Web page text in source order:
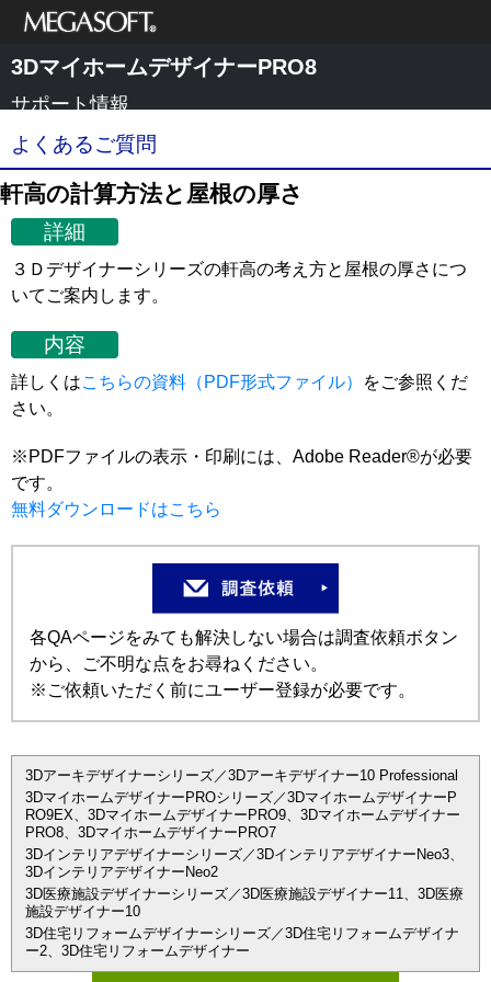
メガソフト株式
会社
3DマイホームデザイナーPRO8
サポート情報
よくあるご質問
軒高の計算方法と屋根の厚さ
詳細
３Ｄデザイナーシリーズの軒高の考え方と屋根の厚さにつ
いてご案内します。
内容
詳しくはこちらの資料（PDF形式ファイル）
をご参照くだ
さい。
※PDFファイルの表示・印刷には、Adobe Reader®が必要
です。
無料ダウンロードはこちら
各QAページをみても解決しない場合は調査依頼ボタン
から、ご不明な点をお尋ねください。
※ご依頼いただく前にユーザー登録が必要です。
3Dアーキデザイナーシリーズ／3Dアーキデザイナー10 Professional
3DマイホームデザイナーPROシリーズ／3DマイホームデザイナーP
RO9EX、3DマイホームデザイナーPRO9、3Dマイホームデザイナー
PRO8、3DマイホームデザイナーPRO7
3Dインテリアデザイナーシリーズ／3DインテリアデザイナーNeo3、
3DインテリアデザイナーNeo2
3D医療施設デザイナーシリーズ／3D医療施設デザイナー11、3D医療
施設デザイナー10
3D住宅リフォームデザイナーシリーズ／3D住宅リフォームデザイナ
ー2、3D住宅リフォームデザイナー